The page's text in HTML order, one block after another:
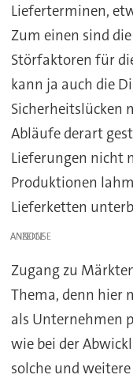
Lieferterminen,
Zum einen sind
Störfaktoren für
kann ja auch die
Sicherheitslücken
Abläufe derart
Lieferungen nicht
Produktionen
Lieferketten
ANZEIGE
Zugang zu
Thema, denn hier
als Unternehmen
wie bei der
solche und